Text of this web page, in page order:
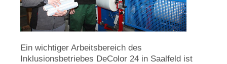
Ein wichtiger Arbeitsbereich des
Inklusionsbetriebes DeColor 24 in Saalfeld ist